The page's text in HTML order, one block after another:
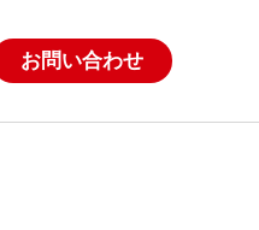
お問い合わせ